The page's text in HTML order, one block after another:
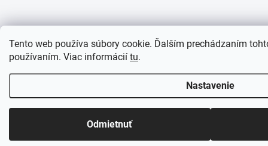
Tento web používa súbory cookie. Ďalším prechádzaním
používaním. Viac informácií tu.
Nastavenie
Odmietnuť